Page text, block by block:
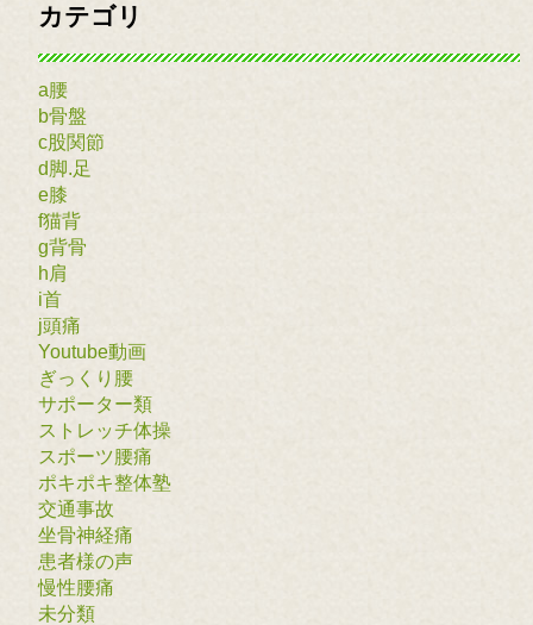
カテゴリ
a腰
b骨盤
c股関節
d脚.足
e膝
f猫背
g背骨
h肩
i首
j頭痛
Youtube動画
ぎっくり腰
サポーター類
ストレッチ体操
スポーツ腰痛
ポキポキ整体塾
交通事故
坐骨神経痛
患者様の声
慢性腰痛
未分類